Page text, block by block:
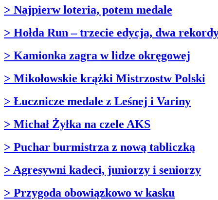
> Najpierw loteria, potem medale
> Hołda Run – trzecie edycja, dwa
> Kamionka zagra w lidze okręgowej
> Mikołowskie krążki Mistrzostw Polski
> Łucznicze medale z Leśnej i Variny
> Michał Żyłka na czele AKS
> Puchar burmistrza z nową tabliczką
> Agresywni kadeci, juniorzy i seniorzy
> Przygoda obowiązkowo w kasku